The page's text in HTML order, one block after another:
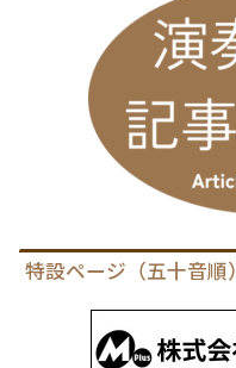
特設ページ（五十音順）